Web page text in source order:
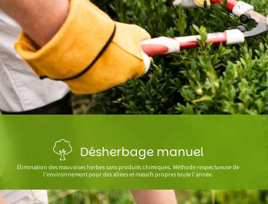
Désherbage manuel
Élimination des mauvaises herbes sans produits chimiques. Méthode respectueuse de
l'environnement pour des allées et massifs propres toute l'année.